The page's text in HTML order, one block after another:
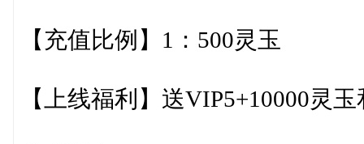
【充值比例】1：500灵玉
【上线福利】送VIP5+10000灵